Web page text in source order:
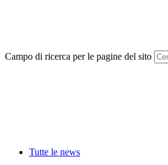
Campo di ricerca per le pagine del sito
Tutte le news